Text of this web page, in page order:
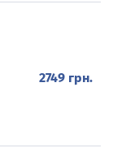
2749 грн.